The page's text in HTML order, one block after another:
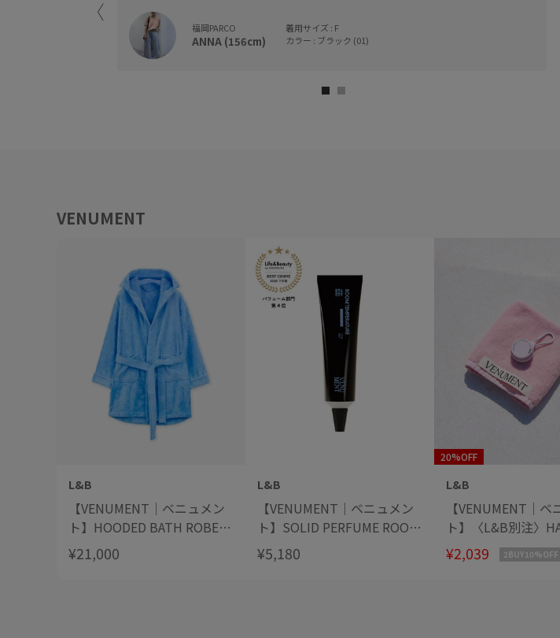
福岡PARCO
ANNA (156cm)
着用サイズ : F
カラー : ブラック (01)
VENUMENT
L&B
【VENUMENT｜ベニュメン
ト】HOODED BATH ROBE
フード付きバスローブ
¥21,000
L&B
【VENUMENT｜ベニュメン
ト】SOLID PERFUME ROOM
TEMPERATURE ソリッドパ
フューム ルームテンパラチ
¥5,180
20%OFF
L&B
【VENUMENT｜ベ
ト】〈L&B別注〉
TOWEL BALLERINA
オル バレリーナ
¥2,039 2BUY10%OFF